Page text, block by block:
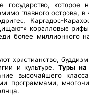
государство, которое
главного острова, в
Каргадос-
коралловые
более миллионного
христианство,
и культуре.Туры на
высочайшего
программами,